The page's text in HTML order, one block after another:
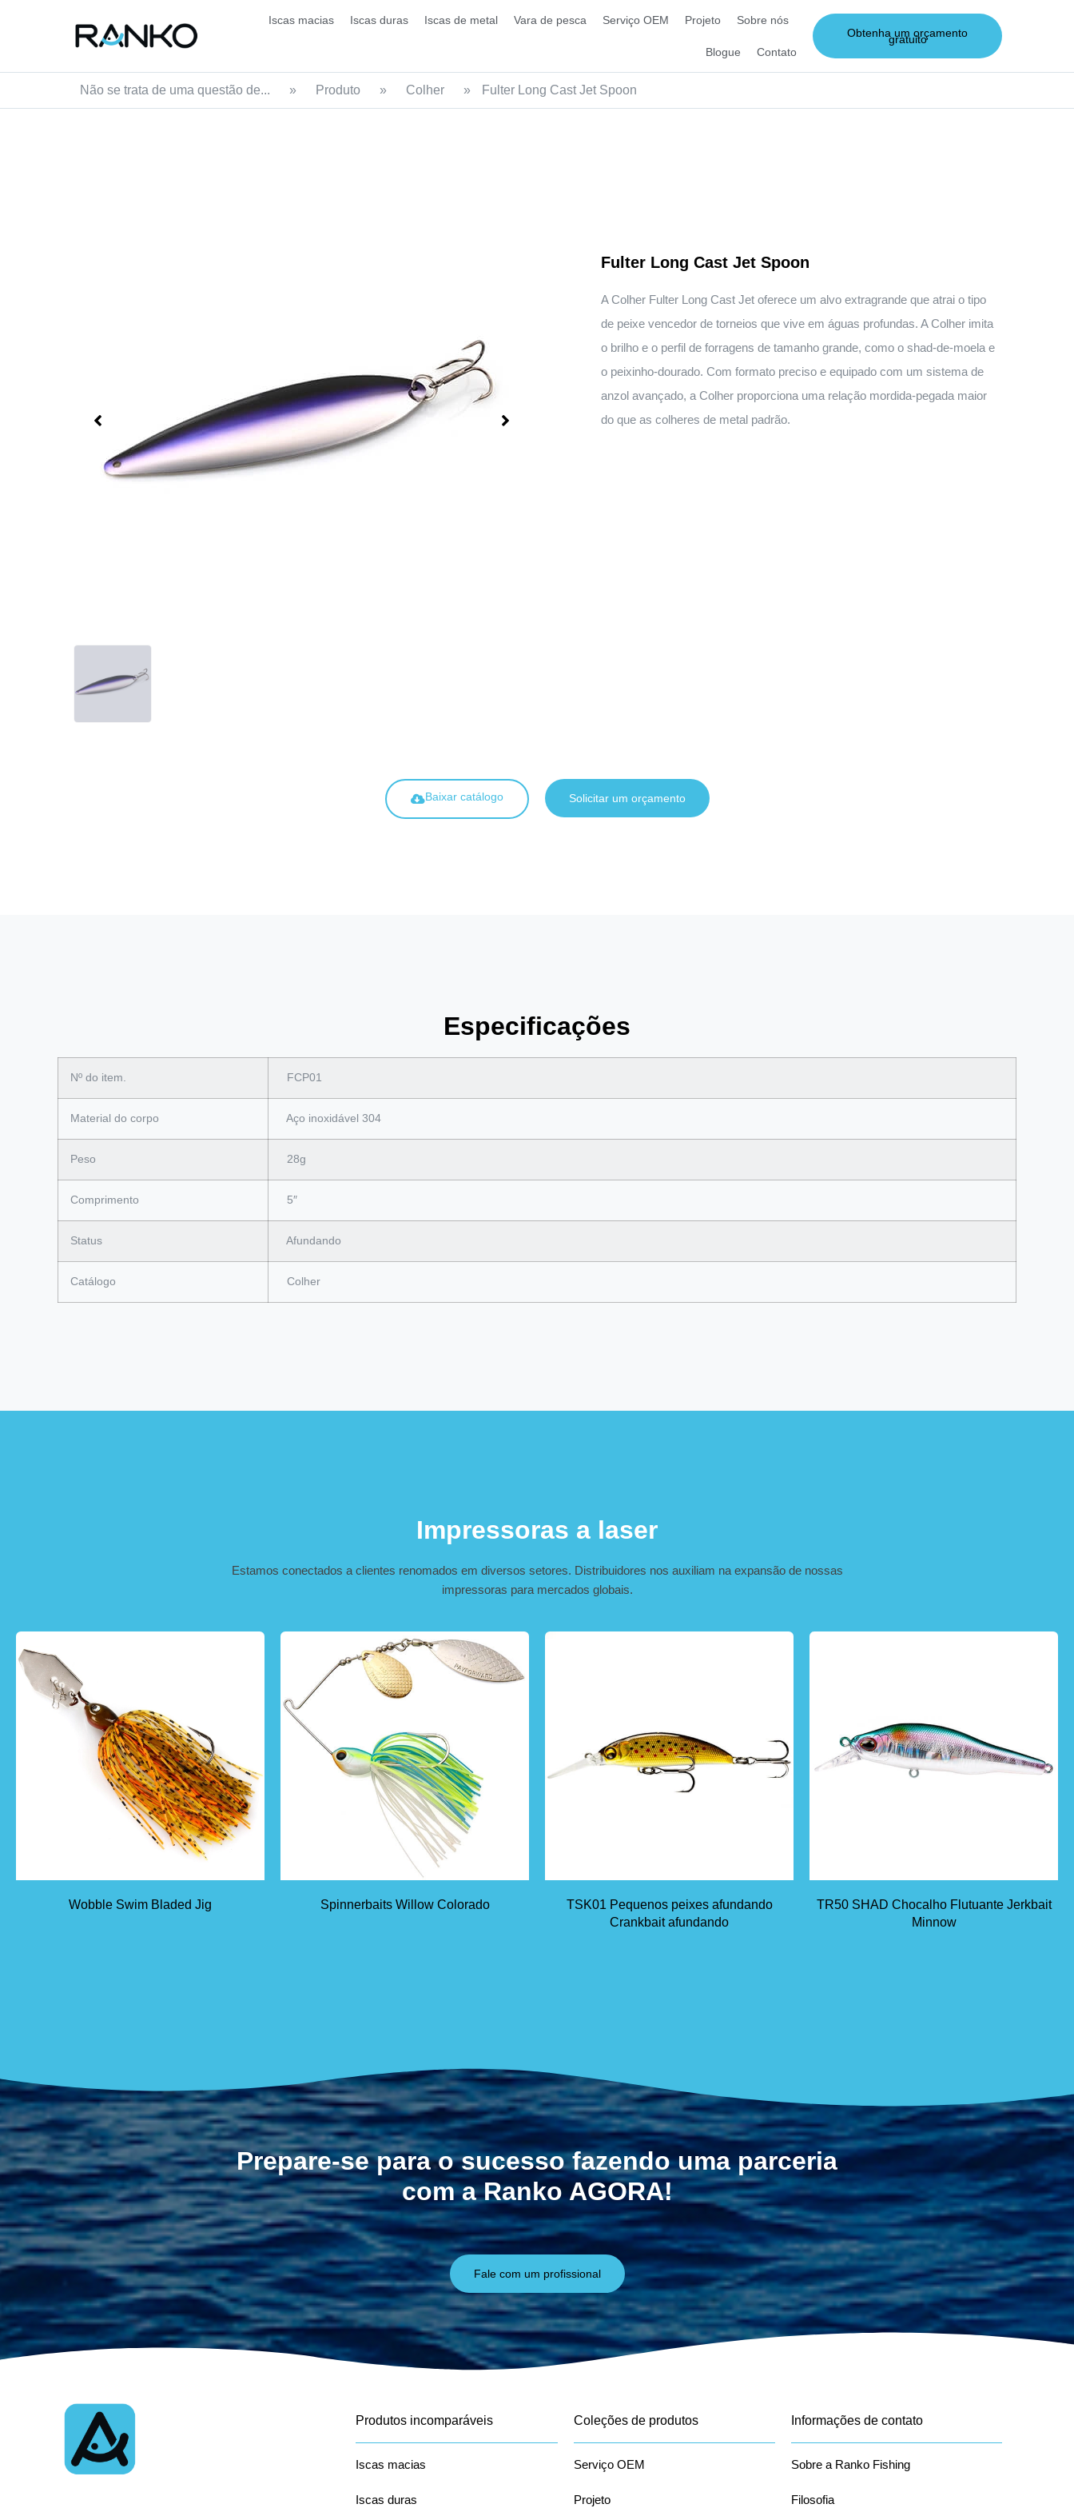
Iscas macias Iscas duras Iscas de metal Vara de pesca Serviço OEM Projeto Sobre nós
Blogue Contato
Obtenha um orçamento
gratuito
Não se trata de uma questão de... » Produto » Colher » Fulter Long Cast Jet Spoon
Fulter Long Cast Jet Spoon
A Colher Fulter Long Cast Jet oferece um alvo extragrande que atrai o tipo
de peixe vencedor de torneios que vive em águas profundas. A Colher imita
o brilho e o perfil de forragens de tamanho grande, como o shad-de-moela e
o peixinho-dourado. Com formato preciso e equipado com um sistema de
anzol avançado, a Colher proporciona uma relação mordida-pegada maior
do que as colheres de metal padrão.
Baixar catálogo Solicitar um orçamento
Especificações
Nº do item. FCP01
Material do corpo Aço inoxidável 304
Peso 28g
Comprimento 5″
Status Afundando
Catálogo Colher
Impressoras a laser
Estamos conectados a clientes renomados em diversos setores. Distribuidores nos auxiliam na expansão de nossas
impressoras para mercados globais.
Wobble Swim Bladed Jig Spinnerbaits Willow Colorado
TSK01 Pequenos peixes afundando
Crankbait afundando
TR50 SHAD Chocalho Flutuante Jerkbait
Minnow
Prepare-se para o sucesso fazendo uma parceria
com a Ranko AGORA!
Fale com um profissional
Produtos incomparáveis
Iscas macias
Iscas duras
Coleções de produtos
Serviço OEM
Projeto
Informações de contato
Sobre a Ranko Fishing
Filosofia